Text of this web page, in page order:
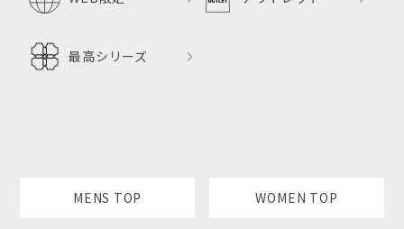
最高シリーズ
MENS TOP WOMEN TOP